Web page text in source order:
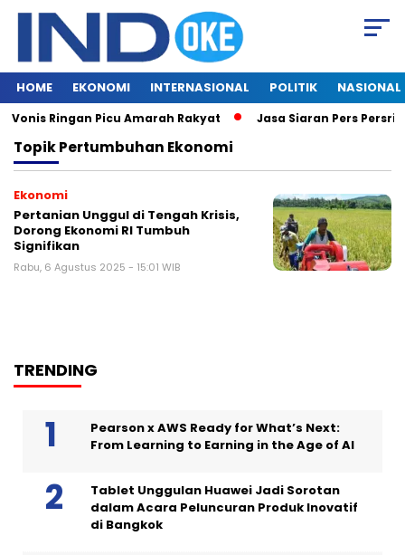
HOME EKONOMI INTERNASIONAL POLITIK NASIONAL
Ringan Picu Amarah Rakyat Jasa Siaran Pers
TopikPertumbuhan Ekonomi
Ekonomi
Pertanian Unggul di Tengah Krisis,
Dorong Ekonomi RI Tumbuh
Signifikan
Rabu, 6 Agustus 2025 - 15:01 WIB
TRENDING
Pearson x AWS Ready for What’s Next:
From Learning to Earning in the Age of AI
Tablet Unggulan Huawei Jadi Sorotan
dalam Acara Peluncuran Produk Inovatif
di Bangkok